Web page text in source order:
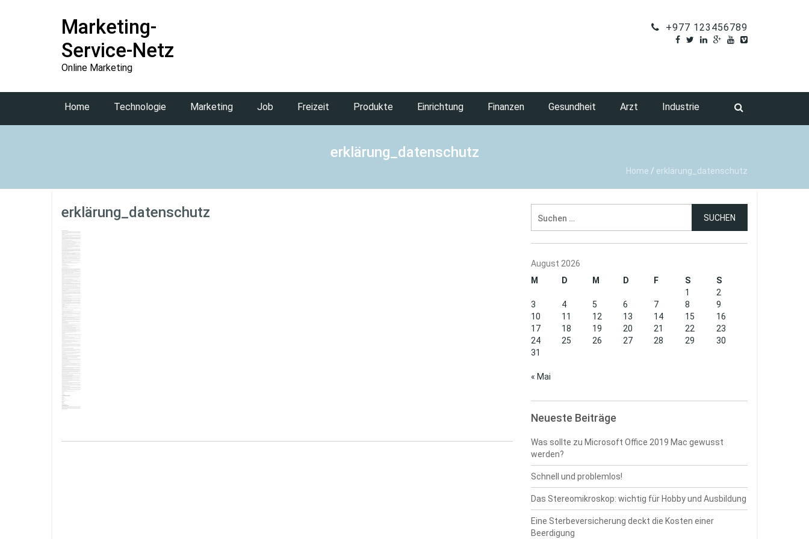
Marketing-
Service-Netz
Online Marketing
+977 123456789
Home Technologie Marketing Job Freizeit Produkte Einrichtung Finanzen Gesundheit Arzt Industrie
erklärung_datenschutz
Home / erklärung_datenschutz
erklärung_datenschutz
nach:
August 2026
M
D M D F S
S
1
2
3
4 5 6 7 8
9
10
11 12 13 14 15
16
17
18 19 20 21 22
23
24
25 26 27 28 29
30
31
« Mai
Neueste Beiträge
Was sollte zu Microsoft Office 2019 Mac gewusst
werden?
Schnell und problemlos!
Das Stereomikroskop: wichtig für Hobby und Ausbildung
Eine Sterbeversicherung deckt die Kosten einer
Beerdigung